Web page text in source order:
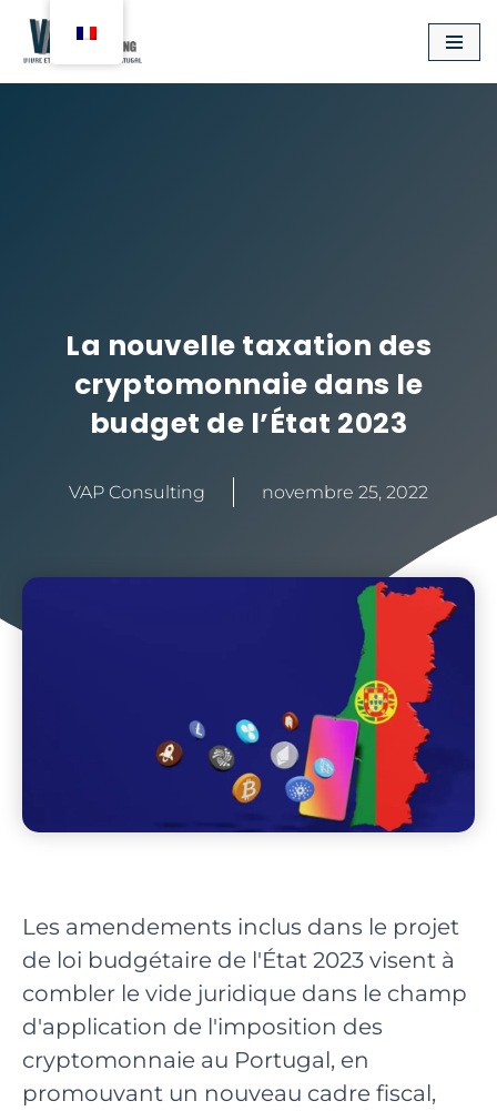
Aller
La nouvelle taxation des
cryptomonnaie dans le
budget de l’État 2023
VAP Consulting novembre 25, 2022
Les amendements inclus dans le projet
de loi budgétaire de l'État 2023 visent à
combler le vide juridique dans le champ
d'application de l'imposition des
cryptomonnaie au Portugal, en
promouvant un nouveau cadre fiscal,